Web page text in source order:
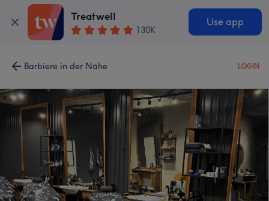
Treatwell
130K
Use app
Barbiere in der Nähe LOGIN